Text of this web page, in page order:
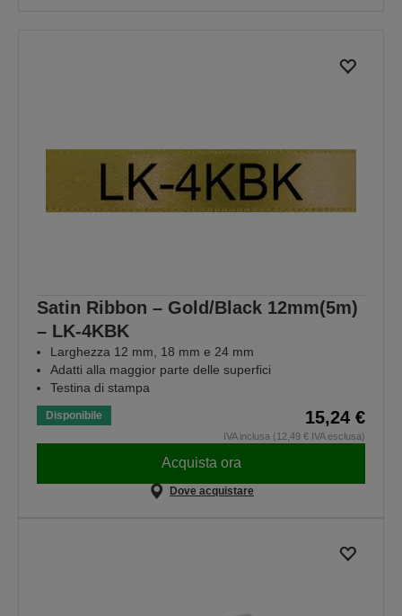
Satin Ribbon – Gold/Black 12mm(5m)
– LK-4KBK
Larghezza 12 mm, 18 mm e 24 mm
Adatti alla maggior parte delle superfici
Testina di stampa
Disponibile 15,24 €
IVA inclusa (12,49 € IVA esclusa)
Acquista ora
Dove acquistare